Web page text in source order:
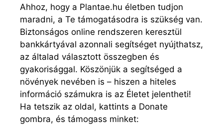
Ahhoz, hogy a Plantae.hu életben tudjon
maradni, a Te támogatásodra is szükség van.
Biztonságos online rendszeren keresztül
bankkártyával azonnali segítséget nyújthatsz,
az általad választott összegben és
gyakorisággal. Köszönjük a segítséged a
növények nevében is – hiszen a hiteles
információ számukra is az Életet jelentheti!
Ha tetszik az oldal, kattints a Donate
gombra, és támogass minket: